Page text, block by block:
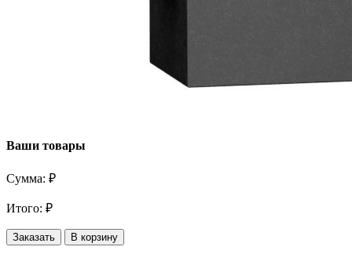
Ваши товары
Сумма: ₽
Итого: ₽
Заказать В корзину